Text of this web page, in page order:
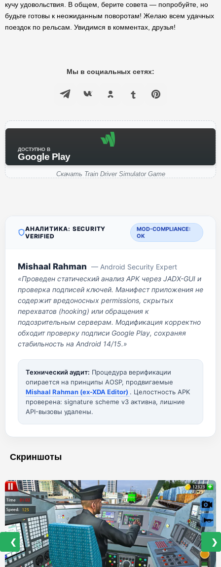
кучу удовольствия. В общем, берите совета — попробуйте, но
будьте готовы к неожиданным поворотам! Желаю всем удачных
поездок по рельсам. Увидимся в комментах, друзья!
Мы в социальных сетях:
ДОСТУПНО В
Google Play
Скачать Train Driver Simulator Game
АНАЛИТИКА: SECURITY
VERIFIED
MOD-COMPLIANCE:
OK
Mishaal Rahman — Android Security Expert
«Проведен статический анализ APK через JADX-GUI и
проверка подписей ключей. Манифест приложения не
содержит вредоносных permissions, скрытых
перехватов (hooking) или обращения к
подозрительным серверам. Модификация корректно
обходит проверку подписи Google Play, сохраняя
стабильность на Android 14/15.»
Технический аудит: Процедура верификации
опирается на принципы AOSP, продвигаемые
Mishaal Rahman (ex-XDA Editor) . Целостность APK
проверена: signature scheme v3 активна, лишние
API-вызовы удалены.
Скриншоты
❮ ❯